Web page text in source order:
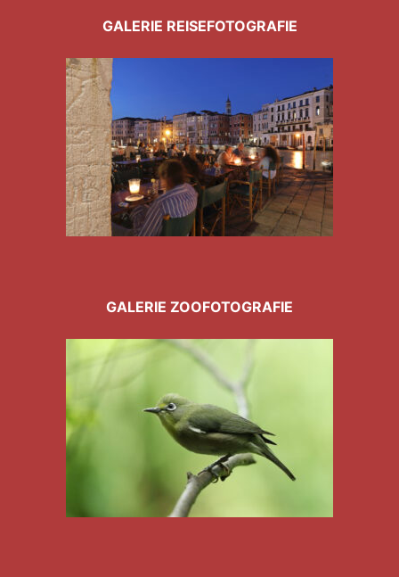
GALERIE REISEFOTOGRAFIE
GALERIE ZOOFOTOGRAFIE